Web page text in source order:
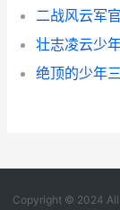
绝顶的少年
Copyright © 2024